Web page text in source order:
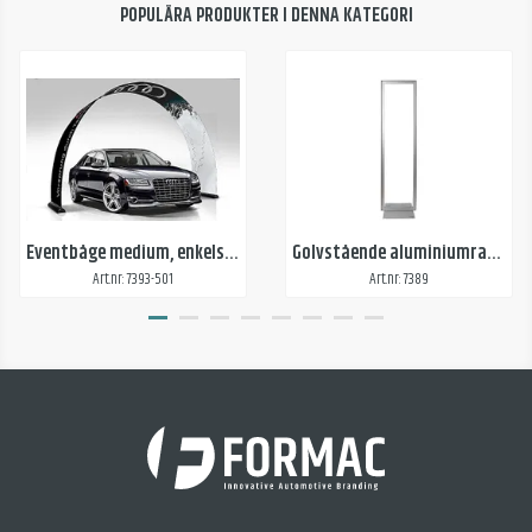
POPULÄRA PRODUKTER I DENNA KATEGORI
Eventbåge medium, enkelsidigt tryck
Art.nr: 7393-501
Golvstående aluminiumram för textilvepa
Art.nr: 7389